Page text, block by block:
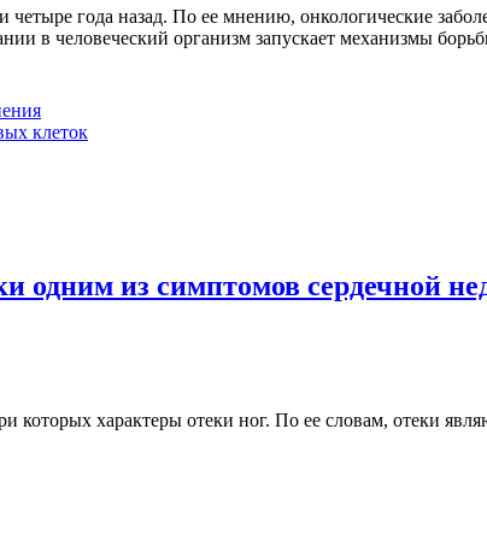
года назад. По ее мнению, онкологические
в человеческий организм запускает механизмы
клеток
одним из симптомов сердечной
которых характеры отеки ног. По ее словам, отеки